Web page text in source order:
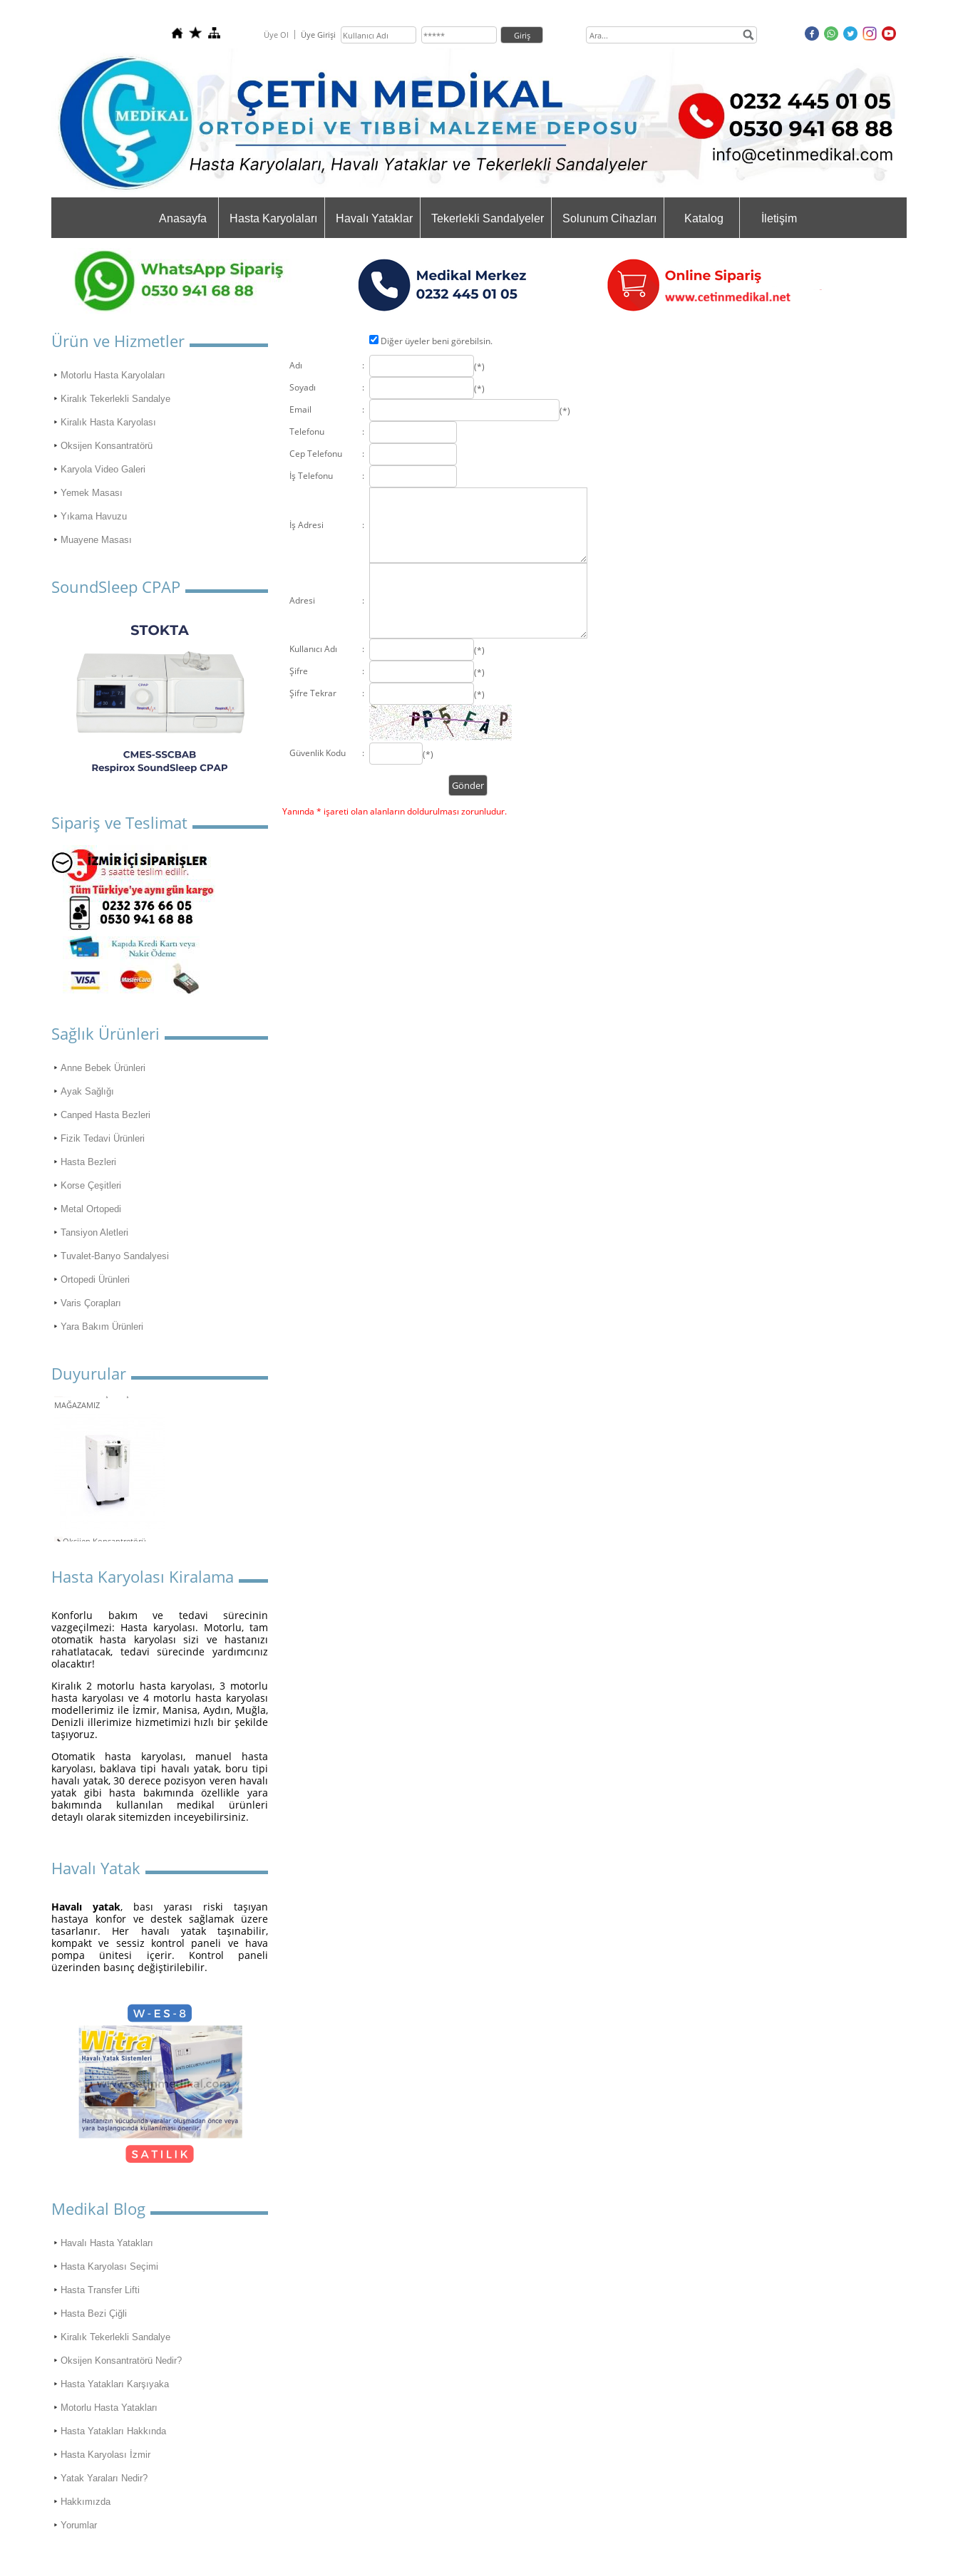
Üye Ol Üye Girişi
Anasayfa Hasta Karyolaları Havalı Yataklar Tekerlekli Sandalyeler Solunum Cihazları Katalog İletişim
Ürün ve Hizmetler
Motorlu Hasta Karyolaları
Kiralık Tekerlekli Sandalye
Kiralık Hasta Karyolası
Oksijen Konsantratörü
Karyola Video Galeri
Yemek Masası
Yıkama Havuzu
Muayene Masası
SoundSleep CPAP
Sipariş ve Teslimat
Sağlık Ürünleri
Anne Bebek Ürünleri
Ayak Sağlığı
Canped Hasta Bezleri
Fizik Tedavi Ürünleri
Hasta Bezleri
Korse Çeşitleri
Metal Ortopedi
Tansiyon Aletleri
Tuvalet-Banyo Sandalyesi
Ortopedi Ürünleri
Varis Çorapları
Yara Bakım Ürünleri
Duyurular
ONLİNE ALIŞVERİŞ
Kiralama
Öneme Sahip Bir Araç
İzmir Konak Hasta Yatağı
Kurulumları Devam Ediyor
Hasta Karyolası ve Havalı
Yatak Nasıl Kurulur?
Hasta Karyolası Güzelbahçe
SANDALYE
Kiralık Hasta Karyolası
Kiralık Hasta Karyolası
Bornova'da
Hasta Karyolası Kiralama
Hizmeti
Hasta Karyolası Kiralama
Konforlu bakım ve tedavi sürecinin
vazgeçilmezi: Hasta karyolası. Motorlu, tam
otomatik hasta karyolası sizi ve hastanızı
rahatlatacak, tedavi sürecinde yardımcınız
olacaktır!
Kiralık 2 motorlu hasta karyolası, 3 motorlu
hasta karyolası ve 4 motorlu hasta karyolası
modellerimiz ile İzmir, Manisa, Aydın, Muğla,
Denizli illerimize hizmetimizi hızlı bir şekilde
taşıyoruz.
Otomatik hasta karyolası, manuel hasta
karyolası, baklava tipi havalı yatak, boru tipi
havalı yatak, 30 derece pozisyon veren havalı
yatak gibi hasta bakımında özellikle yara
bakımında kullanılan medikal ürünleri
detaylı olarak sitemizden inceyebilirsiniz.
Havalı Yatak
Havalı yatak, bası yarası riski taşıyan
hastaya konfor ve destek sağlamak üzere
tasarlanır. Her havalı yatak taşınabilir,
kompakt ve sessiz kontrol paneli ve hava
pompa ünitesi içerir. Kontrol paneli
üzerinden basınç değiştirilebilir.
Medikal Blog
Havalı Hasta Yatakları
Hasta Karyolası Seçimi
Hasta Transfer Lifti
Hasta Bezi Çiğli
Kiralık Tekerlekli Sandalye
Oksijen Konsantratörü Nedir?
Hasta Yatakları Karşıyaka
Motorlu Hasta Yatakları
Hasta Yatakları Hakkında
Hasta Karyolası İzmir
Yatak Yaraları Nedir?
Hakkımızda
Yorumlar
Diğer üyeler beni görebilsin.
Adı
:
(*)
Soyadı
:
(*)
Email
:
(*)
Telefonu
:
Cep Telefonu
:
İş Telefonu
:
İş Adresi :
Adresi :
Kullanıcı Adı :
(*)
Şifre
:
(*)
Şifre Tekrar
: (*)
Güvenlik Kodu : (*)
Yanında * işareti olan alanların doldurulması zorunludur.